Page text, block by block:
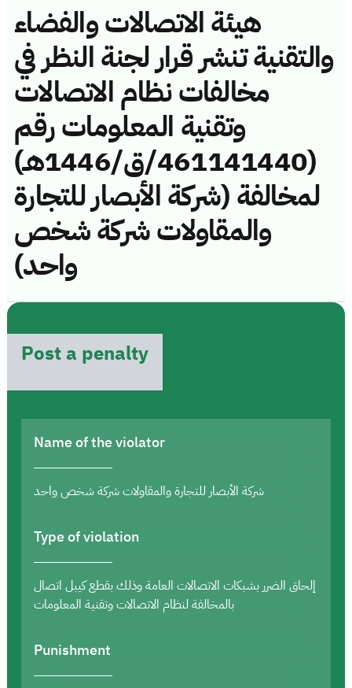
هيئة الاتصالات والفضاء
والتقنية تنشر قرار لجنة النظر في
مخالفات نظام الاتصالات
وتقنية المعلومات رقم
(461141440/ق/1446هـ)
لمخالفة (شركة الأبصار للتجارة
والمقاولات شركة شخص
واحد)
Post a penalty
Name of the violator
شركة الأبصار للتجارة والمقاولات شركة شخص واحد
Type of violation
إلحاق الضرر بشبكات الاتصالات العامة وذلك بقطع كيبل اتصال
بالمخالفة لنظام الاتصالات وتقنية المعلومات
Punishment